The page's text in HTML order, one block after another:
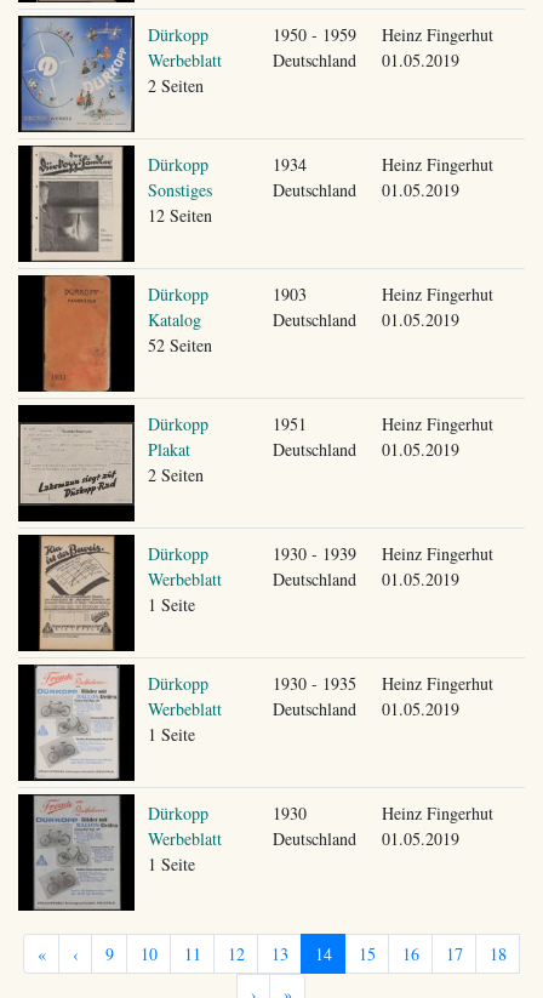
Dürkopp
Werbeblatt
2 Seiten
1950 - 1959
Deutschland
Heinz Fingerhut
01.05.2019
Dürkopp
Sonstiges
12 Seiten
1934
Deutschland
Heinz Fingerhut
01.05.2019
Dürkopp
Katalog
52 Seiten
1903
Deutschland
Heinz Fingerhut
01.05.2019
Dürkopp
Plakat
2 Seiten
1951
Deutschland
Heinz Fingerhut
01.05.2019
Dürkopp
Werbeblatt
1 Seite
1930 - 1939
Deutschland
Heinz Fingerhut
01.05.2019
Dürkopp
Werbeblatt
1 Seite
1930 - 1935
Deutschland
Heinz Fingerhut
01.05.2019
Dürkopp
Werbeblatt
1 Seite
1930
Deutschland
Heinz Fingerhut
01.05.2019
« ‹ 9 10 11 12 13 14 15 16 17
18
›
»